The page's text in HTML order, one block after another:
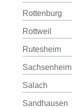
Rottenburg
Rottweil
Rutesheim
Sachsenheim
Salach
Sandhausen